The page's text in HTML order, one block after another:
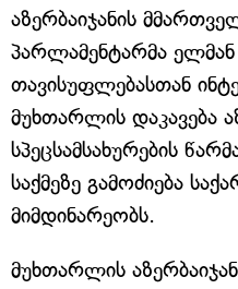
აზერბაიჯანის
პარლამენტარმა
თავისუფლებასთან
მუხთარლის დაკავება
სპეცსამსახურების
საქმეზე გამოძიება
მიმდინარეობს.
მუხთარლის